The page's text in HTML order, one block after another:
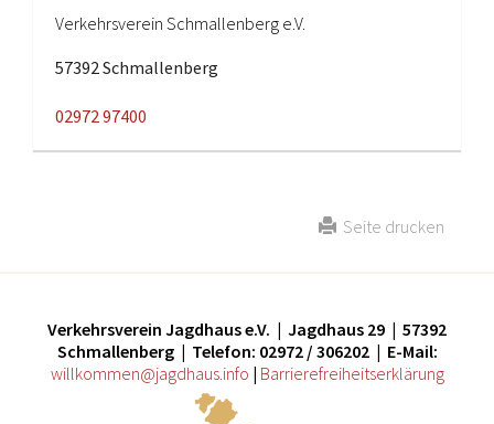
Verkehrsverein Schmallenberg e.V.
57392 Schmallenberg
02972 97400
Seite drucken
Verkehrsverein Jagdhaus e.V. | Jagdhaus 29 | 57392
Schmallenberg | Telefon: 02972 / 306202 | E-Mail:
willkommen@jagdhaus.info | Barrierefreiheitserklärung